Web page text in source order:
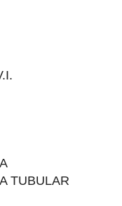
TUBULAR